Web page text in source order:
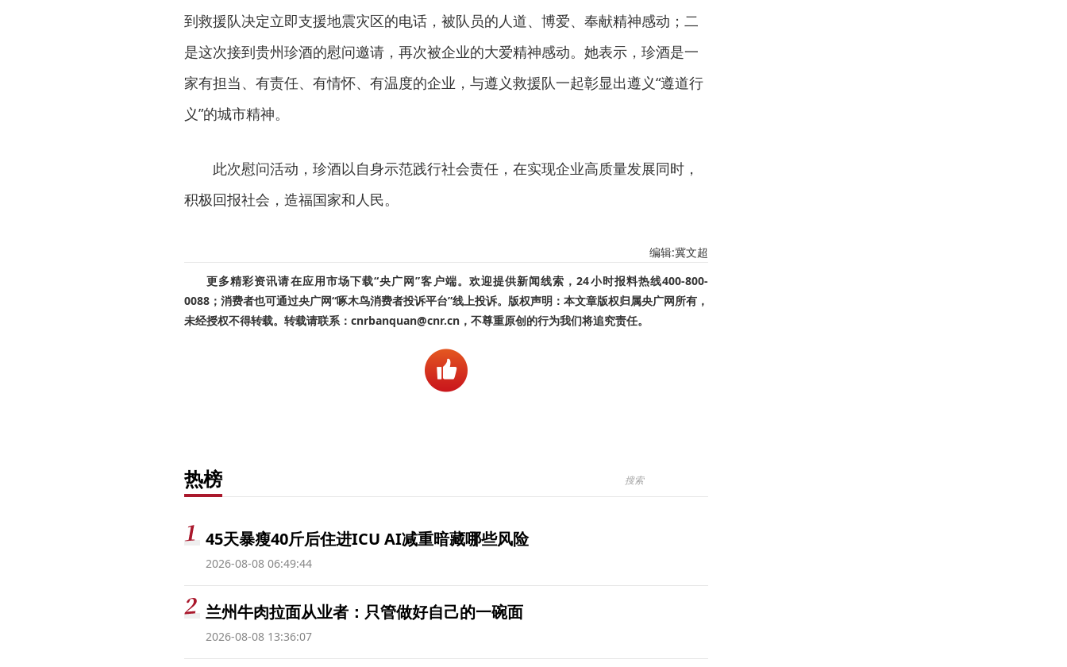
到救援队决定立即支援地震灾区的电话，被队员的人道、博爱、奉献精神感动；二
是这次接到贵州珍酒的慰问邀请，再次被企业的大爱精神感动。她表示，珍酒是一
家有担当、有责任、有情怀、有温度的企业，与遵义救援队一起彰显出遵义“遵道行
义”的城市精神。
此次慰问活动，珍酒以自身示范践行社会责任，在实现企业高质量发展同时，
积极回报社会，造福国家和人民。
编辑:冀文超
更多精彩资讯请在应用市场下载“央广网”客户端。欢迎提供新闻线索，24小时报料热线400-800-
0088；消费者也可通过央广网“啄木鸟消费者投诉平台”线上投诉。版权声明：本文章版权归属央广网所有，
未经授权不得转载。转载请联系：cnrbanquan@cnr.cn，不尊重原创的行为我们将追究责任。
热榜
45天暴瘦40斤后住进ICU AI减重暗藏哪些风险
2026-08-08 06:49:44
兰州牛肉拉面从业者：只管做好自己的一碗面
2026-08-08 13:36:07